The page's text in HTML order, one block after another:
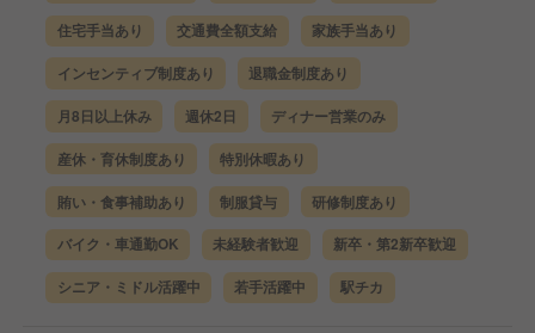
住宅手当あり 交通費全額支給 家族手当あり
インセンティブ制度あり 退職金制度あり
月8日以上休み 週休2日 ディナー営業のみ
産休・育休制度あり 特別休暇あり
賄い・食事補助あり 制服貸与 研修制度あり
バイク・車通勤OK 未経験者歓迎 新卒・第2新卒歓迎
シニア・ミドル活躍中 若手活躍中 駅チカ